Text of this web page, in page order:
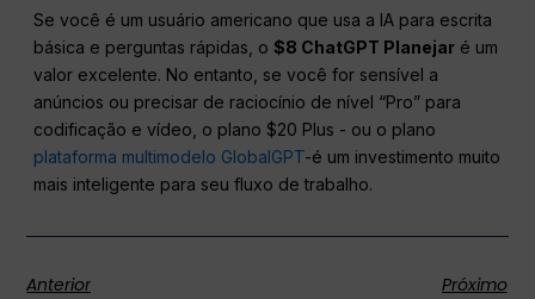
Se você é um usuário americano que usa a IA para escrita
básica e perguntas rápidas, o$8 ChatGPT Planejar é um
valor excelente. No entanto, se você for sensível a
anúncios ou precisar de raciocínio de nível “Pro” para
codificação e vídeo, o plano $20 Plus - ou o plano
plataforma multimodelo GlobalGPT-é um investimento muito
mais inteligente para seu fluxo de trabalho.
Anterior Próximo